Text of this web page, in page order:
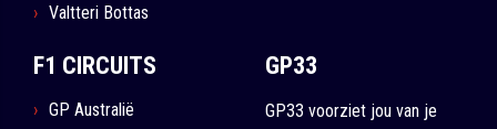
Valtteri Bottas
F1 CIRCUITS
GP Australië
GP33
GP33 voorziet jou van je